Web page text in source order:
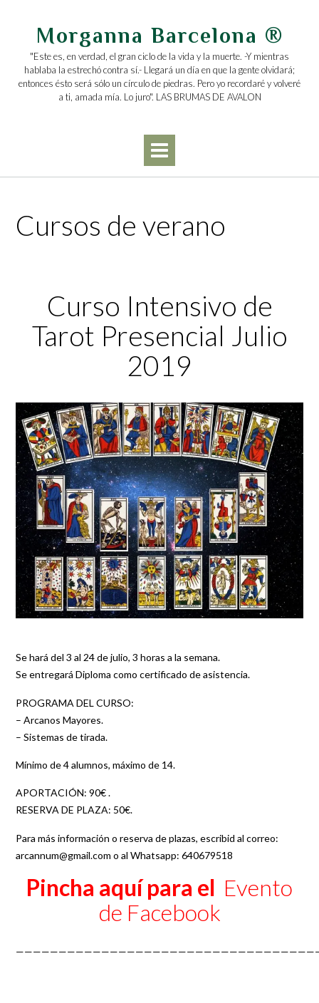
contenidoMorganna Barcelona ®
"Este es, en verdad, el gran ciclo de la vida y la muerte. -Y mientras
hablaba la estrechó contra sí.- Llegará un día en que la gente olvidará;
entonces ésto será sólo un círculo de piedras. Pero yo recordaré y volveré
a ti, amada mía. Lo juro". LAS BRUMAS DE AVALON
Cursos de verano
Curso Intensivo de
Tarot Presencial Julio
2019
Se hará del 3 al 24 de julio, 3 horas a la semana.
Se entregará Diploma como certificado de asistencia.
PROGRAMA DEL CURSO:
– Arcanos Mayores.
– Sistemas de tirada.
Mínimo de 4 alumnos, máximo de 14.
APORTACIÓN: 90€ .
RESERVA DE PLAZA: 50€.
Para más información o reserva de plazas, escribid al correo:
arcannum@gmail.com o al Whatsapp: 640679518
Pincha aquí para el Evento
de Facebook